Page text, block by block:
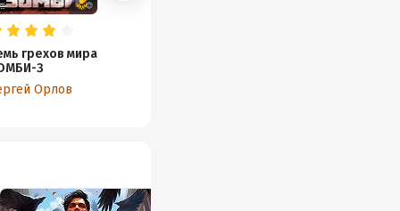
грехов мира
3
Орлов